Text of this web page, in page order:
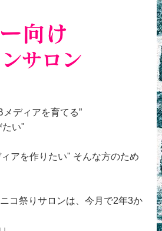
ディアを育てる”
い"
アを作りたい" そんな方のため
コ祭りサロンは、今月で2年3か